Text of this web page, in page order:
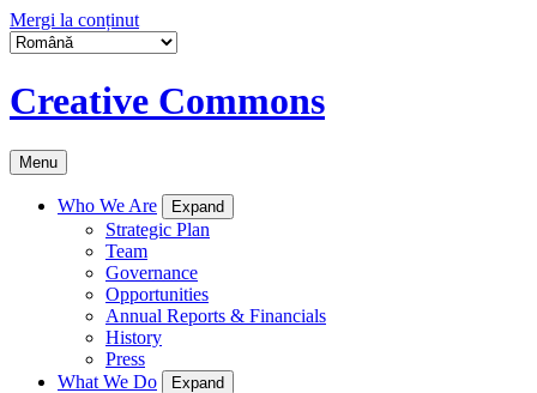
Mergi la conținut
Creative Commons
Menu
Who We Are Expand
Strategic Plan
Team
Governance
Opportunities
Annual Reports & Financials
History
Press
What We Do
Expand